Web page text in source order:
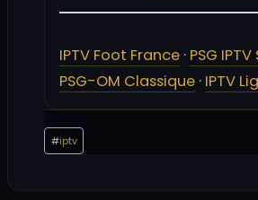
IPTV Foot France · PSG
PSG-OM Classique · IPTV
Étiquettes
de
#iptv